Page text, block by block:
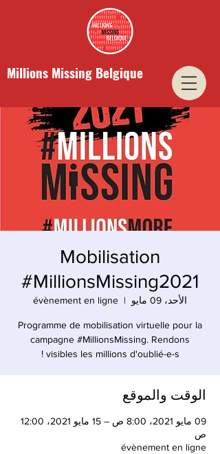
Millions Missing Belgique
Mobilisation
#MillionsMissing2021
الأحد، 09 مايو
  |
évènement en ligne
Programme de mobilisation virtuelle pour la
campagne #MillionsMissing. Rendons
visibles les millions d'oublié-e-s !
الوقت والموقع
09 مايو 2021، 8:00 ص – 15 مايو 2021، 12:00
ص
évènement en ligne